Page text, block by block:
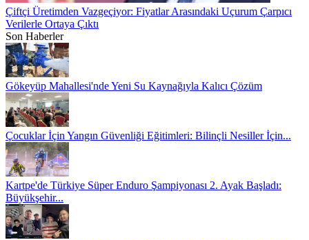
Çiftçi Üretimden Vazgeçiyor: Fiyatlar Arasındaki Uçurum Çarpıcı
Verilerle Ortaya Çıktı
Son Haberler
Gökeyüp Mahallesi'nde Yeni Su Kaynağıyla Kalıcı Çözüm
Çocuklar İçin Yangın Güvenliği Eğitimleri: Bilinçli Nesiller İçin...
Kartpe'de Türkiye Süper Enduro Şampiyonası 2. Ayak Başladı:
Büyükşehir...